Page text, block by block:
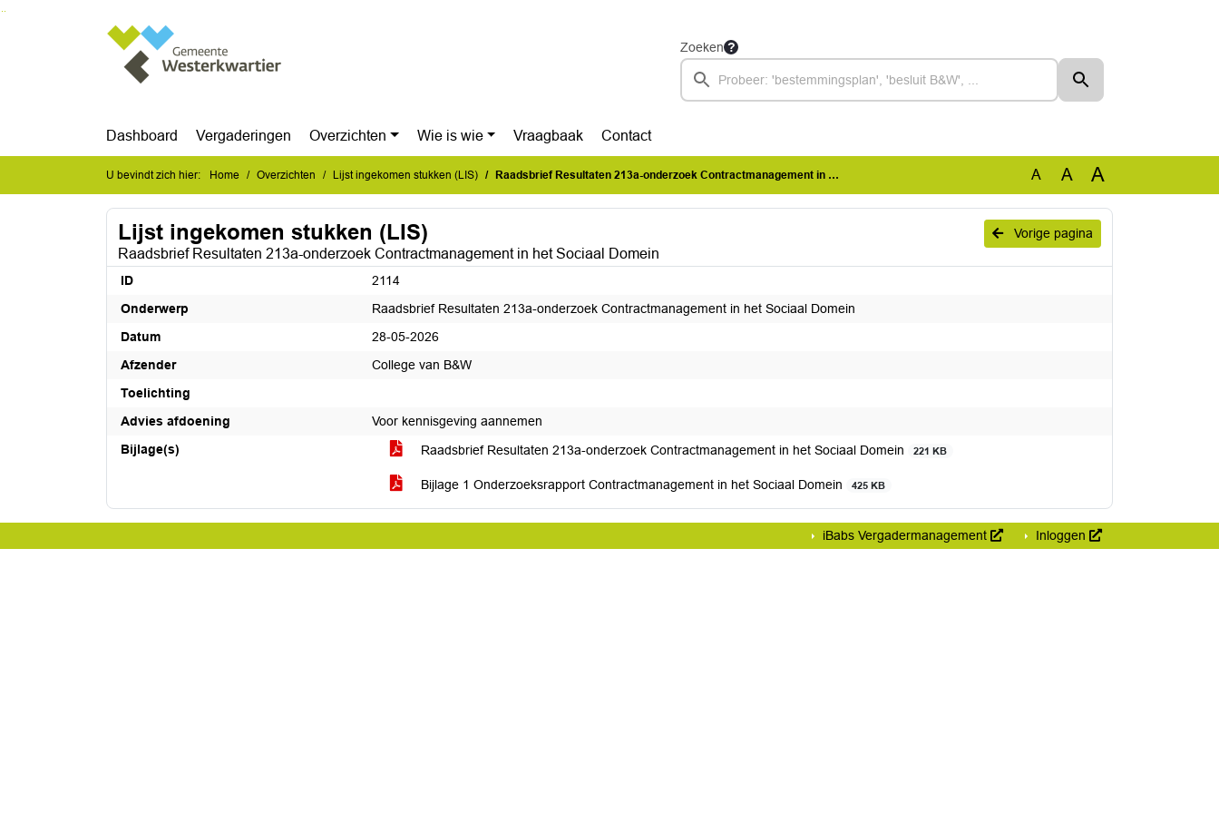
Zoeken
Dashboard Vergaderingen Overzichten Wie is wie Vraagbaak Contact
U bevindt zich hier: Home Overzichten Lijst ingekomen stukken (LIS) Raadsbrief Resultaten 213a-onderzoek Contractmanagement in het Sociaal Domein A A A
Vorige pagina
Lijst ingekomen stukken (LIS)
Raadsbrief Resultaten 213a-onderzoek Contractmanagement in het Sociaal Domein
ID
2114
Onderwerp
Raadsbrief Resultaten 213a-onderzoek Contractmanagement in het Sociaal Domein
Datum
28-05-2026
Afzender
College van B&W
Toelichting
Advies afdoening
Voor kennisgeving aannemen
Bijlage(s)
Raadsbrief Resultaten 213a-onderzoek Contractmanagement in het Sociaal Domein 221 KB
Bijlage 1 Onderzoeksrapport Contractmanagement in het Sociaal Domein 425 KB
iBabs Vergadermanagement Inloggen